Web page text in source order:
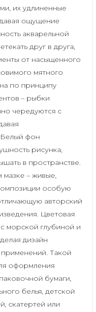
их удлиненные
ощущение
акварельной
друг в друга,
от насыщенного
мятного
по принципу
– рыбки
чередуются с
фон
рисунка,
в пространстве.
мазке – живые,
особую
авторский
Цветовая
морской глубиной и
дизайн
Такой
оформления
бумаги,
белья, детской
скатертей или